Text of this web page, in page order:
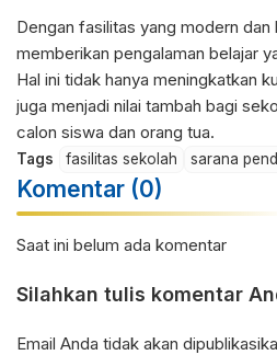
Dengan fasilitas yang modern
memberikan pengalaman belajar
Hal ini tidak hanya meningkatkan
juga menjadi nilai tambah bagi
calon siswa dan orang tua.
Tags fasilitas sekolah sarana
Komentar (0)
Saat ini belum ada komentar
Silahkan tulis komentar
Email Anda tidak akan